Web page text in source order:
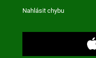
Nahlásit chybu